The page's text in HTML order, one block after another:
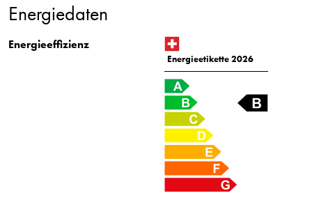
Energiedaten
Energieeffizienz
Energieetikette 2026